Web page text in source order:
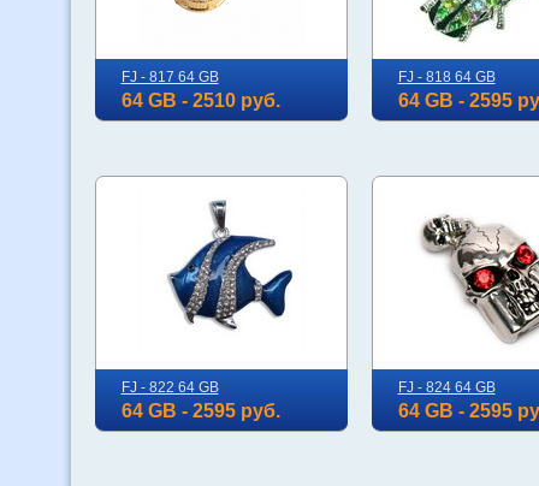
FJ - 817 64 GB
64 GB - 2510 руб.
FJ - 818 64 GB
64 GB - 2595
FJ - 822 64 GB
64 GB - 2595 руб.
FJ - 824 64 GB
64 GB - 2595